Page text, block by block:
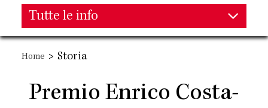
Main
navigation
Tutte le info
Main
navigation
Home > Storia
Premio Enrico Costa-